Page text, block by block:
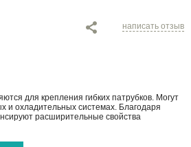
написать отзыв
для крепления гибких патрубков. Могут
и охладительных системах. Благодаря
расширительные свойства